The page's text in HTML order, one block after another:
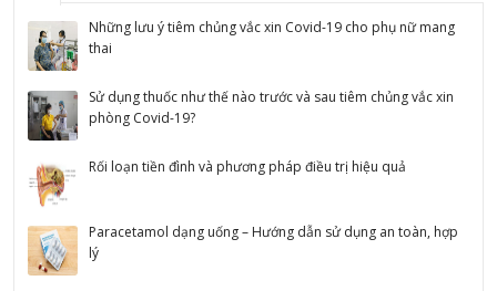
Những lưu ý tiêm chủng vắc xin Covid-19 cho phụ nữ mang
thai
Sử dụng thuốc như thế nào trước và sau tiêm chủng vắc xin
phòng Covid-19?
Rối loạn tiền đình và phương pháp điều trị hiệu quả
Paracetamol dạng uống – Hướng dẫn sử dụng an toàn, hợp
lý